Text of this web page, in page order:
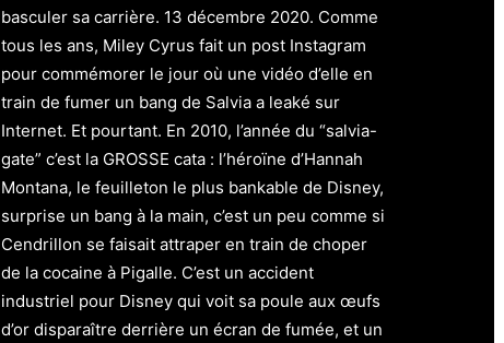
basculer sa carrière. 13 décembre 2020. Comme
tous les ans, Miley Cyrus fait un post Instagram
pour commémorer le jour où une vidéo d’elle en
train de fumer un bang de Salvia a leaké sur
Internet. Et pourtant. En 2010, l’année du “salvia-
gate” c’est la GROSSE cata : l’héroïne d’Hannah
Montana, le feuilleton le plus bankable de Disney,
surprise un bang à la main, c’est un peu comme si
Cendrillon se faisait attraper en train de choper
de la cocaine à Pigalle. C’est un accident
industriel pour Disney qui voit sa poule aux œufs
d’or disparaître derrière un écran de fumée, et un